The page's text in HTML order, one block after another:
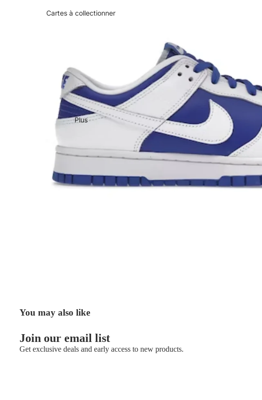
Cartes à collectionner
Plus
You may also like
Join our email list
Get exclusive deals and early access to new products.